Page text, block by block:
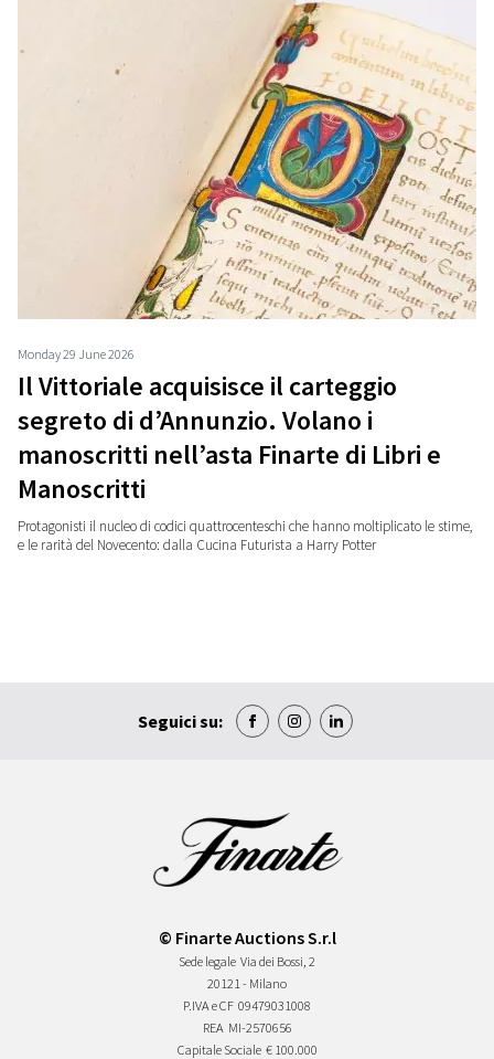
Monday 29 June 2026
Il Vittoriale acquisisce il carteggio
segreto di d’Annunzio. Volano i
manoscritti nell’asta Finarte di Libri e
Manoscritti
Protagonisti il nucleo di codici quattrocenteschi che hanno moltiplicato le stime,
e le rarità del Novecento: dalla Cucina Futurista a Harry Potter
Seguici su:
© Finarte Auctions S.r.l
Sede legale Via dei Bossi, 2
20121 - Milano
P.IVA e CF 09479031008
REA MI-2570656
Capitale Sociale € 100.000